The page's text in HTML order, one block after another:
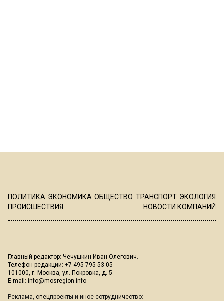
ПОЛИТИКА ЭКОНОМИКА ОБЩЕСТВО ТРАНСПОРТ ЭКОЛОГИЯ
ПРОИСШЕСТВИЯ
НОВОСТИ КОМПАНИЙ
Главный редактор: Чечушкин Иван Олегович.
Телефон редакции: +7 495 795-53-05
101000, г. Москва, ул. Покровка, д. 5
E-mail: info@mosregion.info
Реклама, спецпроекты и иное сотрудничество: